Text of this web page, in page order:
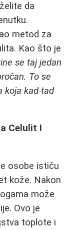
da
metod za
Kao što je
se taj jedan
To se
koja kad-tad
Celulit I
osobe ističu
kože. Nakon
može
Ovo je
toplote i